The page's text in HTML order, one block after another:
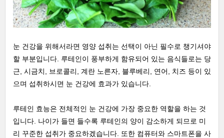
눈 건강을 위해서라면 영양 섭취는 선택이 아닌 필수로 챙기셔야
할 부분입니다. 루테인이 풍부하게 함유되어 있는 음식들로는 당
근, 시금치, 브로콜리, 계란 노른자, 블루베리, 연어, 치즈 등이 있
으며 섭취하시면 눈 건강에 효과가 있습니다.
루테인 효능은 전체적인 눈 건강에 가장 중요한 역할을 하는 것
입니다. 나이가 들면 들수록 루테인의 양이 감소하게 되므로 미
리 꾸준한 섭취가 중요하겠습니다. 또한 컴퓨터와 스마트폰을 사